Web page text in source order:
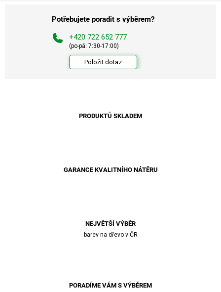
Potřebujete poradit s výběrem?
+420 722 652 777
(po-pá: 7:30-17:00)
Položit dotaz
PRODUKTŮ SKLADEM
GARANCE KVALITNÍHO NÁTĚRU
NEJVĚTŠÍ VÝBĚR
barev na dřevo v ČR
PORADÍME VÁM S VÝBĚREM